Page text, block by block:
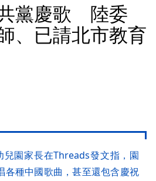
黨慶歌 陸委
、已請北市教育
兒園家長在Threads發文指，園
各種中國歌曲，甚至還包含慶祝